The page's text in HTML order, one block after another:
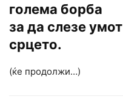
голема борба
за да слезе
срцето.
(ќе продолжи…)